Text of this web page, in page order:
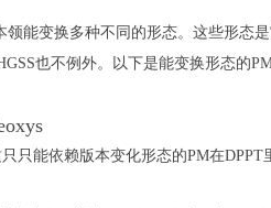
领能变换多种不同的形态。这些形态
也不例外。以下是能变换形态的
只能依赖版本变化形态的PM在